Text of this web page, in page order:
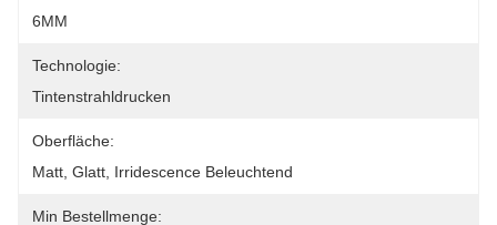
6MM
Technologie:
Tintenstrahldrucken
Oberfläche:
Matt, Glatt, Irridescence Beleuchtend
Min Bestellmenge: